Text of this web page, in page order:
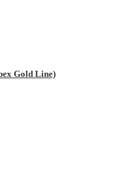
Gold Line)